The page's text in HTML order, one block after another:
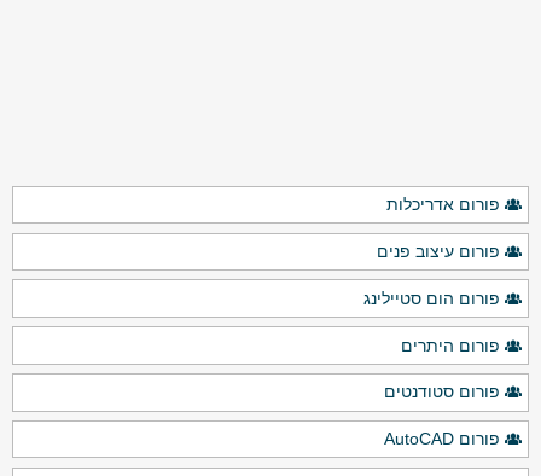
פורום אדריכלות
פורום עיצוב פנים
פורום הום סטיילינג
פורום היתרים
פורום סטודנטים
פורום AutoCAD